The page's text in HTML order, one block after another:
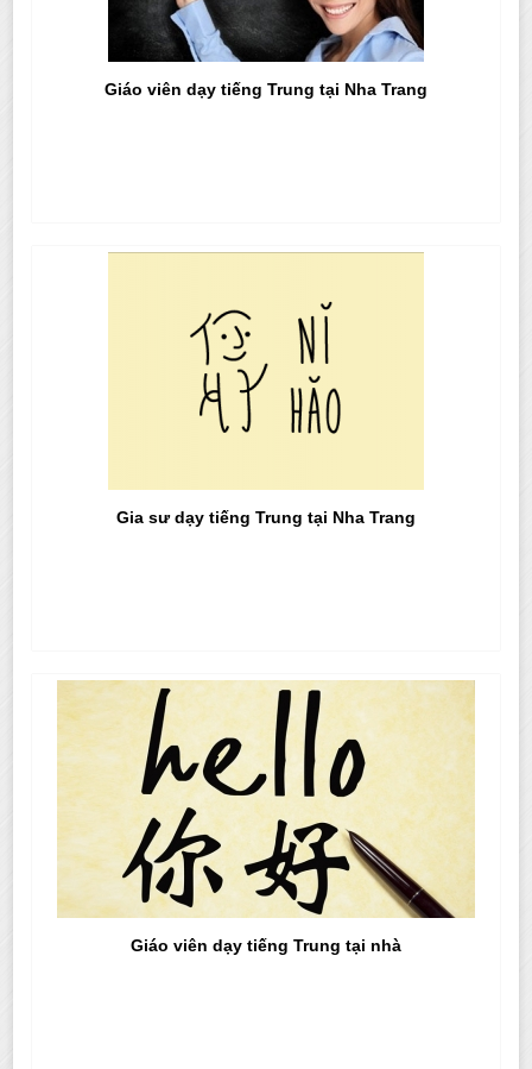
Giáo viên dạy tiếng Trung tại Nha Trang
Gia sư dạy tiếng Trung tại Nha Trang
Giáo viên dạy tiếng Trung tại nhà